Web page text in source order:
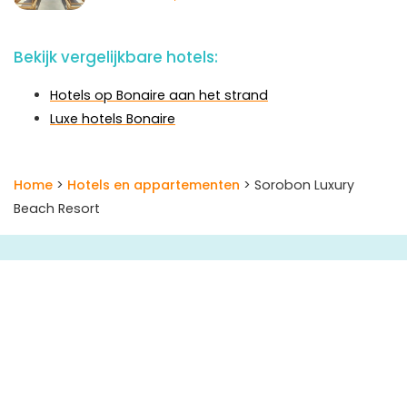
Bekijk vergelijkbare hotels:
Hotels op Bonaire aan het strand
Luxe hotels Bonaire
Home > Hotels en appartementen > Sorobon Luxury
Beach Resort